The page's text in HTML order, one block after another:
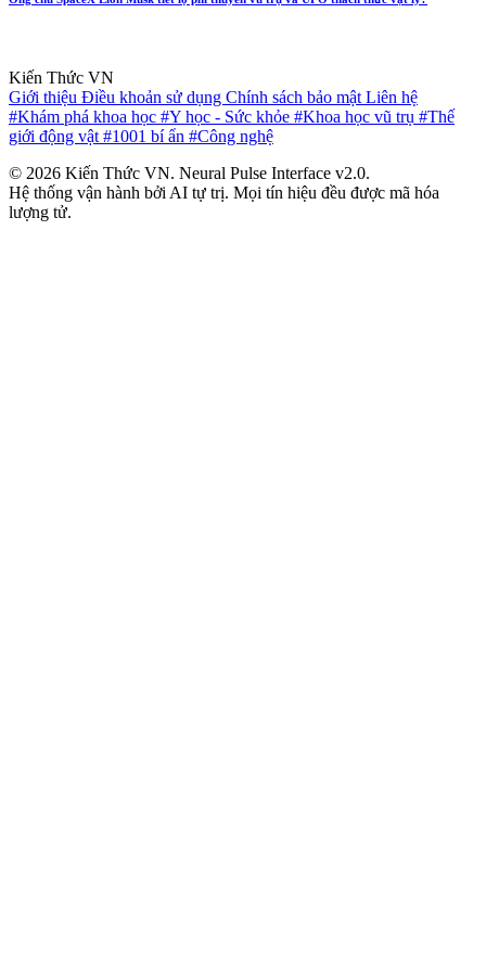
Kiến Thức VN
Giới thiệu Điều khoản sử dụng Chính sách bảo mậtLiên hệ
#Khám phá khoa học #Y học - Sức khỏe #Khoa học vũ trụ #Thế
giới động vật#1001 bí ẩn #Công nghệ
© 2026 Kiến Thức VN. Neural Pulse Interface v2.0.
Hệ thống vận hành bởi AI tự trị. Mọi tín hiệu đều được mã hóa
lượng tử.